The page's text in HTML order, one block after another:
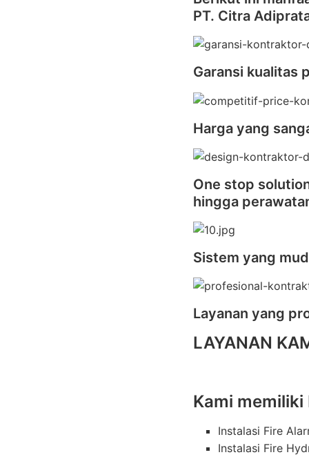
PT. Citra
Garansi kualitas
Harga yang
One stop
hingga
Sistem yang
Layanan yang
LAYANAN
Kami
Instalasi Fire
Instalasi Fire